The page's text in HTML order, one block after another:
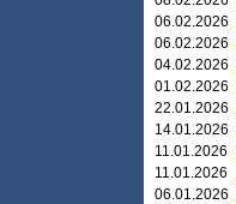
06.02.2026
06.02.2026
04.02.2026
01.02.2026
22.01.2026
14.01.2026
11.01.2026
11.01.2026
06.01.2026